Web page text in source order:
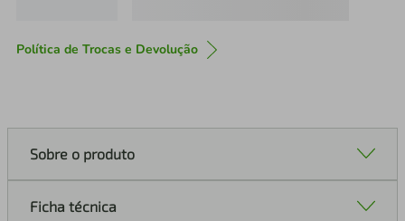
Política de Trocas e Devolução
Sobre o produto
Ficha técnica